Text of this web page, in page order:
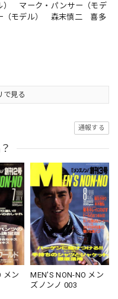
） マーク・パンサー（モデ
（モデル） 森末慎二 喜多
で見る
通報する
メン
MEN'S NON-NO メン
ズノンノ 003